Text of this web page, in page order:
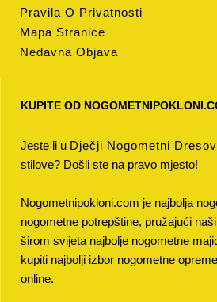
Pravila O Privatnosti
Mapa Stranice
Nedavna Objava
KUPITE OD
Jeste li u Dječji Nogometni
stilove? Došli ste na pravo mjesto!
Nogometnipokloni.com je najbolja
nogometne potrepštine, pružajući
širom svijeta najbolje nogometne
kupiti najbolji izbor nogometne
online.